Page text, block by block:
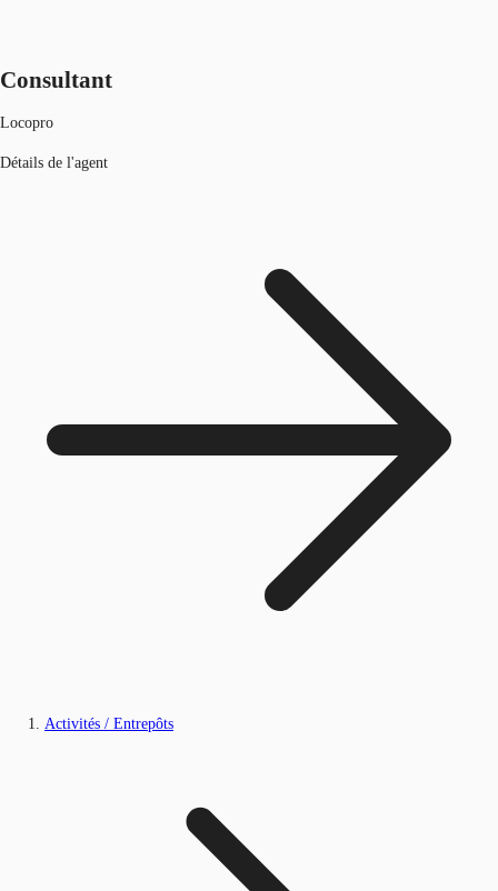
Consultant
Locopro
Détails de l'agent
Activités / Entrepôts